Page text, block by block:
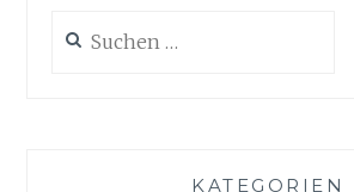
nach:
KATEGORIEN